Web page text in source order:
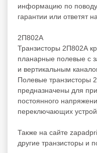
информацию по поводу
гарантии или ответят
2П802А
Транзисторы 2П802А
планарные полевые с
и вертикальным
Полевые транзисторы
предназначены для
постоянного
переключающих
Также на сайте
другие транзисторы и